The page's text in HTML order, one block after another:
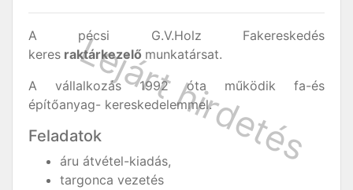
A pécsi G.V.Holz Fakereskedés
keres raktárkezelő munkatársat.
A vállalkozás 1992 óta működik fa-és
építőanyag- kereskedelemmel.
Feladatok
áru átvétel-kiadás,
targonca vezetés